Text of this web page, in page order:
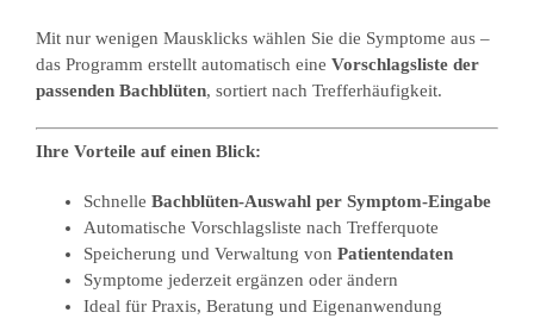
Mit nur wenigen Mausklicks wählen Sie die Symptome aus –
das Programm erstellt automatisch eine Vorschlagsliste der
passenden Bachblüten, sortiert nach Trefferhäufigkeit.
Ihre Vorteile auf einen Blick:
Schnelle Bachblüten-Auswahl per Symptom-Eingabe
Automatische Vorschlagsliste nach Trefferquote
Speicherung und Verwaltung von Patientendaten
Symptome jederzeit ergänzen oder ändern
Ideal für Praxis, Beratung und Eigenanwendung